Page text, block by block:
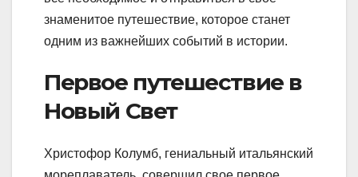
знаменитое путешествие, которое станет
одним из важнейших событий в истории.
Первое путешествие в
Новый Свет
Христофор Колумб, гениальный итальянский